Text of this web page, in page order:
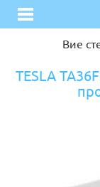
Вие
TESLA